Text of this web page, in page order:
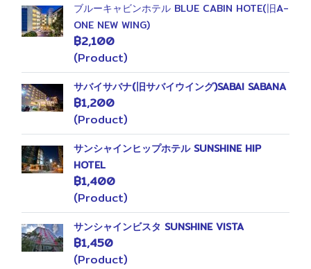
ブルーキャビンホテル BLUE CABIN HOTE(旧A-
ONE NEW WING)
฿2,100
(Product)
サバイサバナ(旧サバイウイング)SABAI SABANA
฿1,200
(Product)
サンシャインヒップホテル SUNSHINE HIP
HOTEL
฿1,400
(Product)
サンシャインビスタ SUNSHINE VISTA
฿1,450
(Product)